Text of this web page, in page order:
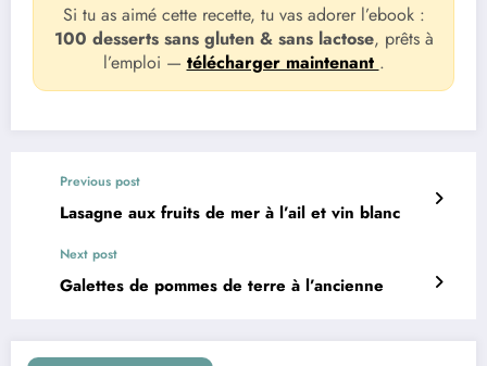
Si tu as aimé cette recette, tu vas adorer l’ebook :
100 desserts sans gluten & sans lactose, prêts à
l’emploi — télécharger maintenant .
Previous post
Lasagne aux fruits de mer à l’ail et vin blanc
Next post
Galettes de pommes de terre à l’ancienne